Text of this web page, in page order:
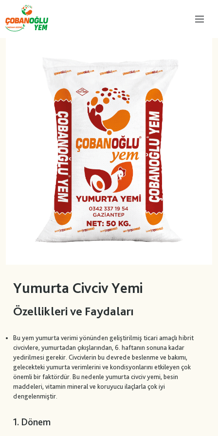
Yumurta Civciv Yemi
Özellikleri ve Faydaları
Bu yem yumurta verimi yönünden geliştirilmiş ticari amaçlı hibrit
civcivlere, yumurtadan çıkışlarından, 6. haftanın sonuna kadar
yedirilmesi gerekir. Civcivlerin bu devrede beslenme ve bakımı,
gelecekteki yumurta verimlerini ve kondisyonlarını etkileyen çok
önemli bir faktördür. Bu nedenle yumurta civciv yemi, besin
maddeleri, vitamin mineral ve koruyucu ilaçlarla çok iyi
dengelenmiştir.
1. Dönem